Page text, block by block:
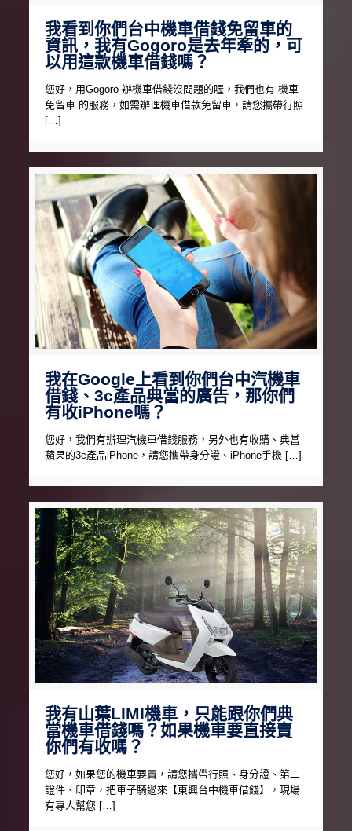
我看到你們台中機車借錢免留車的
資訊，我有Gogoro是去年牽的，可
以用這款機車借錢嗎？
您好，用Gogoro 辦機車借錢沒問題的喔，我們也有 機車
免留車 的服務，如需辦理機車借款免留車，請您攜帶行照
[…]
我在Google上看到你們台中汽機車
借錢、3c產品典當的廣告，那你們
有收iPhone嗎？
您好，我們有辦理汽機車借錢服務，另外也有收購、典當
蘋果的3c產品iPhone，請您攜帶身分證、iPhone手機 […]
我有山葉LIMI機車，只能跟你們典
當機車借錢嗎？如果機車要直接賣
你們有收嗎？
您好，如果您的機車要賣，請您攜帶行照、身分證、第二
證件、印章，把車子騎過來【東興台中機車借錢】，現場
有專人幫您 […]